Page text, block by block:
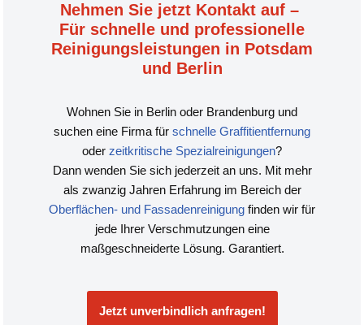
Nehmen Sie jetzt Kontakt auf –
Für schnelle und professionelle
Reinigungsleistungen in Potsdam
und Berlin
Wohnen Sie in Berlin oder Brandenburg und
suchen eine Firma für schnelle Graffitientfernung
oder zeitkritische Spezialreinigungen?
Dann wenden Sie sich jederzeit an uns. Mit mehr
als zwanzig Jahren Erfahrung im Bereich der
Oberflächen- und Fassadenreinigung finden wir für
jede Ihrer Verschmutzungen eine
maßgeschneiderte Lösung. Garantiert.
Jetzt unverbindlich anfragen!